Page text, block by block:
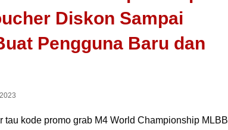
Diskon Sampai
Pengguna Baru dan
tau kode promo grab M4 World Championship MLBB